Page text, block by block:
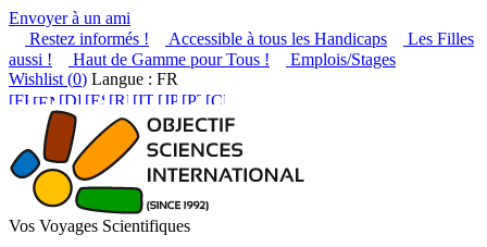
Envoyer à un ami
Restez informés !
Accessible à tous les Handicaps
Les Filles
aussi !
Haut de Gamme pour Tous !
Emplois/Stages
Wishlist (0) Langue : FR
Vos Voyages Scientifiques